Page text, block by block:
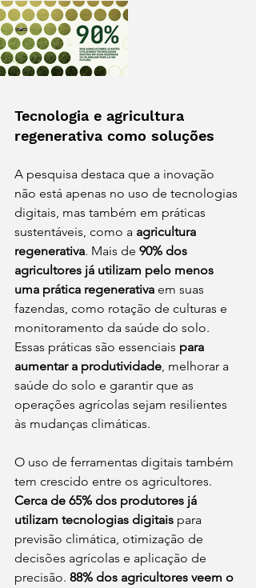
Tecnologia e agricultura
regenerativa como soluções
A pesquisa destaca que a inovação
não está apenas no uso de tecnologias
digitais, mas também em práticas
sustentáveis, como a agricultura
regenerativa. Mais de 90% dos
agricultores já utilizam pelo menos
uma prática regenerativa em suas
fazendas, como rotação de culturas e
monitoramento da saúde do solo.
Essas práticas são essenciais para
aumentar a produtividade, melhorar a
saúde do solo e garantir que as
operações agrícolas sejam resilientes
às mudanças climáticas.
O uso de ferramentas digitais também
tem crescido entre os agricultores.
Cerca de 65% dos produtores já
utilizam tecnologias digitais para
previsão climática, otimização de
decisões agrícolas e aplicação de
precisão. 88% dos agricultores veem o